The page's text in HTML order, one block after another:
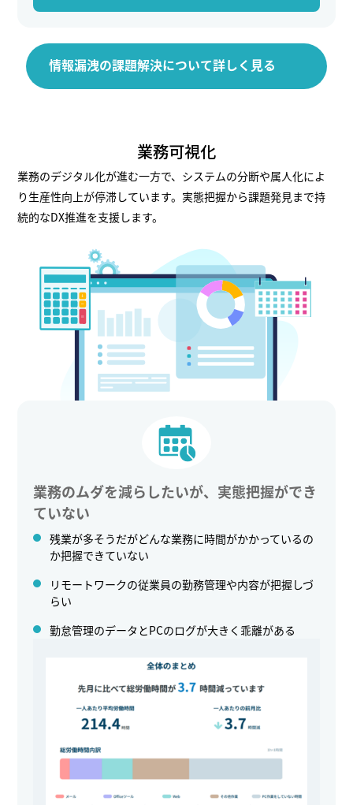
情報漏洩の課題解決について詳しく見る
業務可視化
業務のデジタル化が進む一方で、システムの分断や属人化によ
り生産性向上が停滞しています。実態把握から課題発見まで持
続的なDX推進を支援します。
業務のムダを減らしたいが、実態把握ができ
ていない
残業が多そうだがどんな業務に時間がかかっているの
か把握できていない
リモートワークの従業員の勤務管理や内容が把握しづ
らい
勤怠管理のデータとPCのログが大きく乖離がある